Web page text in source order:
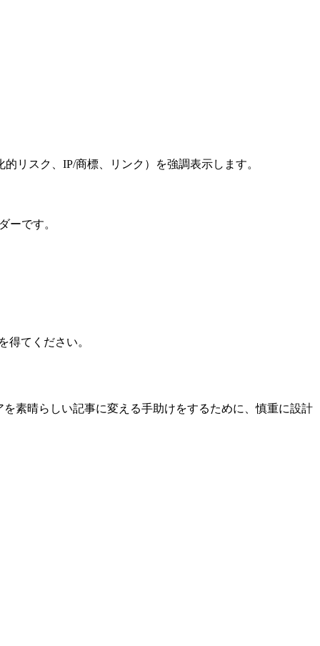
リスク、IP/商標、リンク）を強調表示します。
ーです。
得てください。
素晴らしい記事に変える手助けをするために、慎重に設計